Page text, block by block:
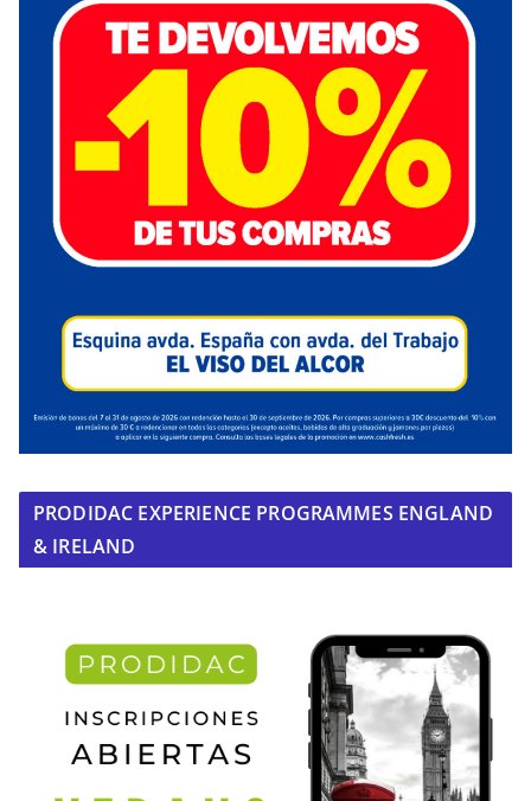
PRODIDAC EXPERIENCE PROGRAMMES ENGLAND
& IRELAND